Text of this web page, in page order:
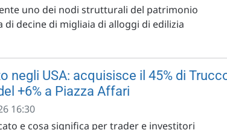
uno dei nodi strutturali del patrimonio
di decine di migliaia di alloggi di edilizia
negli USA: acquisisce il 45% di
+6% a Piazza Affari
16:30
e cosa significa per trader e investitori